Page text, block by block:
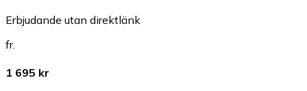
Erbjudande utan direktlänk
fr.
1 695 kr